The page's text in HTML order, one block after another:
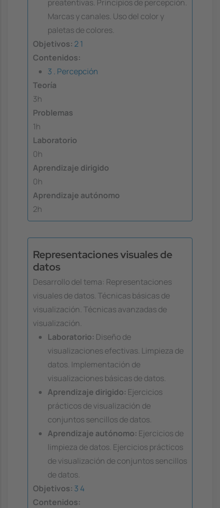
preatentivas. Principios de percepción.
Marcas y canales. Uso del color y
paletas de colores.
Objetivos: 21
Contenidos:
3 . Percepción
Teoría
3h
Problemas
1h
Laboratorio
0h
Aprendizaje dirigido
0h
Aprendizaje autónomo
2h
Representaciones visuales de
datos
Desarrollo del tema: Representaciones
visuales de datos. Técnicas básicas de
visualización. Técnicas avanzadas de
visualización.
Laboratorio: Diseño de
visualizaciones efectivas. Limpieza de
datos. Implementación de
visualizaciones básicas de datos.
Aprendizaje dirigido: Ejercicios
prácticos de visualización de
conjuntos sencillos de datos.
Aprendizaje autónomo: Ejercicios de
limpieza de datos. Ejercicios prácticos
de visualización de conjuntos sencillos
de datos.
Objetivos: 3 4
Contenidos: